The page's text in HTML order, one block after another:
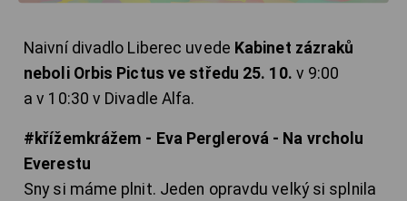
Naivní divadlo Liberec uvede Kabinet zázraků
neboli Orbis Pictus ve středu 25. 10. v 9:00
a v 10:30 v Divadle Alfa.
#křížemkrážem - Eva Perglerová - Na vrcholu
Everestu
Sny si máme plnit. Jeden opravdu velký si splnila